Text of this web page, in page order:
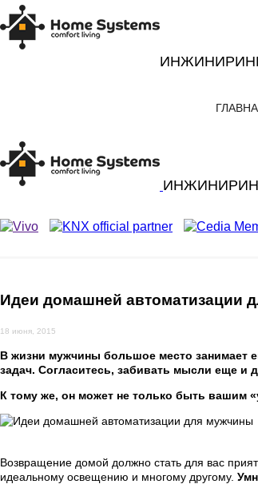
Идеи домашней автоматизации
18 июня, 2015
В жизни мужчины большое место занимает
задач. Согласитесь, забивать мысли еще и
К тому же, он может не только быть вашим
Возвращение домой должно стать для вас
идеальному освещению и многому другому.